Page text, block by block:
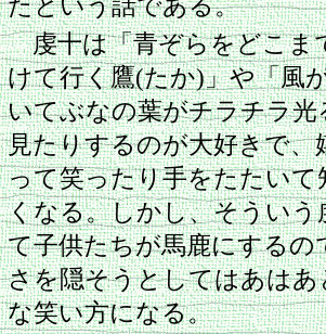
たという話である。
虔十は「青ぞらをどこま
けて行く鷹(たか)」や「風
いてぶなの葉がチラチラ光
見たりするのが大好きで、
って笑ったり手をたたいて
くなる。しかし、そういう
て子供たちが馬鹿にするの
さを隠そうとしてはあはあ
な笑い方になる。